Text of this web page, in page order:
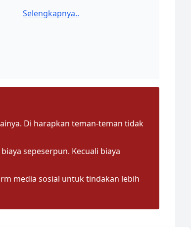
Selengkapnya..
Di harapkan teman-teman tidak
sepeserpun. Kecuali biaya
media sosial untuk tindakan lebih